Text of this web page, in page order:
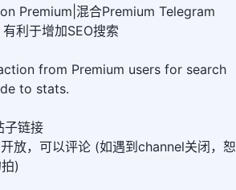
Premium|混合Premium Telegram
利于增加SEO搜索
from Premium users for search
to stats.
子链接
放，可以评论 (如遇到channel关闭，恕
)